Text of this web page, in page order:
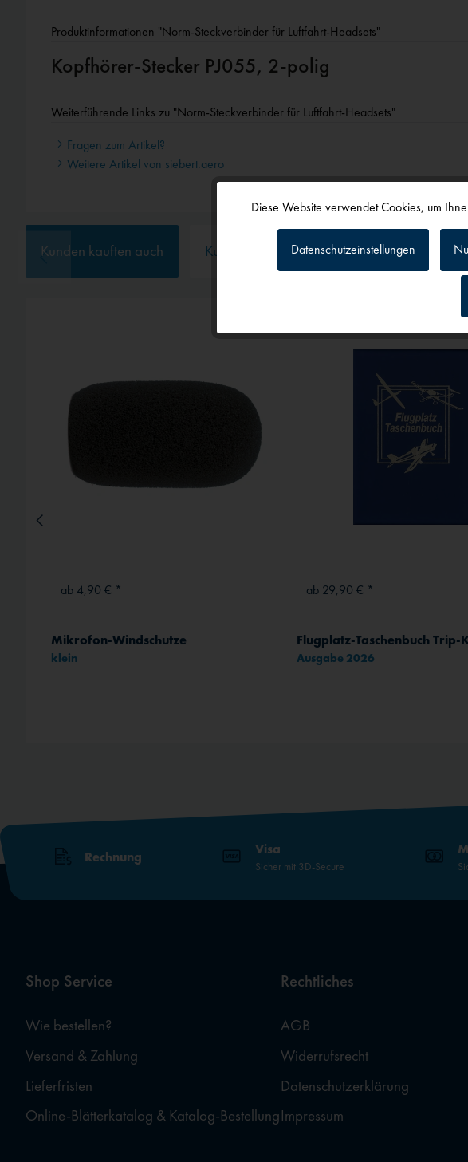
Produktinformationen "Norm-Steckverbinder für Luftfahrt-Headsets"
Kopfhörer-Stecker PJ055, 2-polig
Weiterführende Links zu "Norm-Steckverbinder für Luftfahrt-Headsets"
Fragen zum Artikel?
Weitere Artikel von siebert.aero
Kunden kauften auch Kunden haben sich ebenfalls angesehen
ab 4,90 € *
Mikrofon-Windschutze
klein
ab 29,90 € *
Flugplatz-Taschenbuch Trip-
Ausgabe 2026
Rechnung Visa
Sicher mit 3D-Secure
Shop Service
Wie bestellen?
Versand & Zahlung
Lieferfristen
Online-Blätterkatalog & Katalog-Bestellung
Rechtliches
AGB
Widerrufsrecht
Datenschutzerklärung
Impressum
Tracking
Diese Website verwendet Cookies, um
Datenschutzeinstellungen